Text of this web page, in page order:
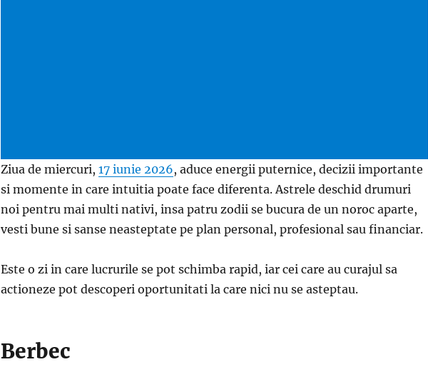
Ziua de miercuri, 17 iunie 2026, aduce energii puternice, decizii importante
si momente in care intuitia poate face diferenta. Astrele deschid drumuri
noi pentru mai multi nativi, insa patru zodii se bucura de un noroc aparte,
vesti bune si sanse neasteptate pe plan personal, profesional sau financiar.
Este o zi in care lucrurile se pot schimba rapid, iar cei care au curajul sa
actioneze pot descoperi oportunitati la care nici nu se asteptau.
Berbec